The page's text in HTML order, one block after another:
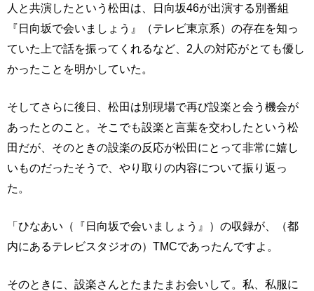
人と共演したという松田は、日向坂46が出演する別番組
『日向坂で会いましょう』（テレビ東京系）の存在を知っ
ていた上で話を振ってくれるなど、2人の対応がとても優し
かったことを明かしていた。
そしてさらに後日、松田は別現場で再び設楽と会う機会が
あったとのこと。そこでも設楽と言葉を交わしたという松
田だが、そのときの設楽の反応が松田にとって非常に嬉し
いものだったそうで、やり取りの内容について振り返っ
た。
「ひなあい（『日向坂で会いましょう』）の収録が、（都
内にあるテレビスタジオの）TMCであったんですよ。
そのときに、設楽さんとたまたまお会いして。私、私服に